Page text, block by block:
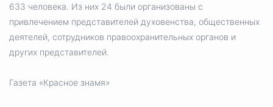
633 человека. Из них 24 были организованы с
привлечением представителей духовенства, общественных
деятелей, сотрудников правоохранительных органов и
других представителей.
Газета «Красное знамя»